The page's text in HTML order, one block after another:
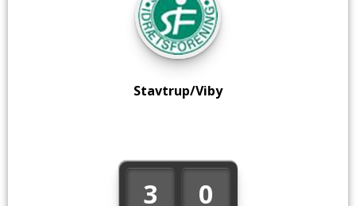
3 0
Stavtrup/Viby